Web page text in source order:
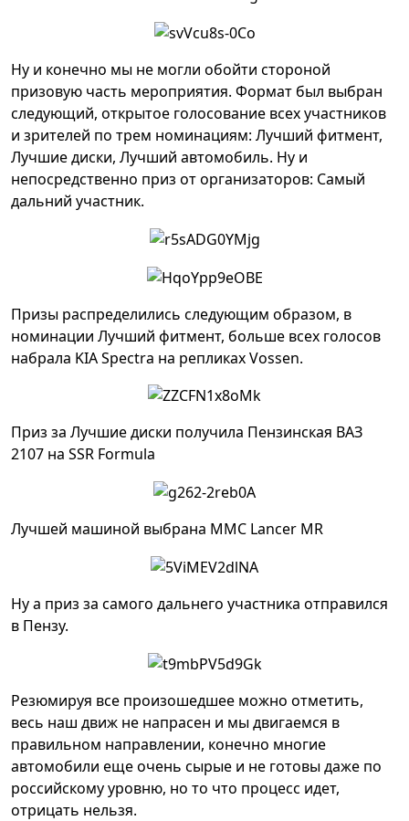
Ну и конечно мы не могли обойти стороной
призовую часть мероприятия. Формат был выбран
следующий, открытое голосование всех участников
и зрителей по трем номинациям: Лучший фитмент,
Лучшие диски, Лучший автомобиль. Ну и
непосредственно приз от организаторов: Самый
дальний участник.
Призы распределились следующим образом, в
номинации Лучший фитмент, больше всех голосов
набрала KIA Spectra на репликах Vossen.
Приз за Лучшие диски получила Пензинская ВАЗ
2107 на SSR Formula
Лучшей машиной выбрана MMC Lancer MR
Ну а приз за самого дальнего участника отправился
в Пензу.
Резюмируя все произошедшее можно отметить,
весь наш движ не напрасен и мы двигаемся в
правильном направлении, конечно многие
автомобили еще очень сырые и не готовы даже по
российскому уровню, но то что процесс идет,
отрицать нельзя.